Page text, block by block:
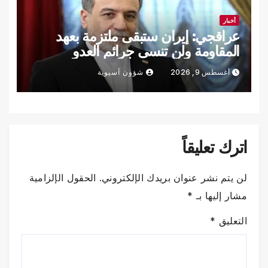
أخبار
عراقجي: إيران ستبقى ملتزمة بعهد
المقاومة ولن تنسى جرائم العدو
أغسطس 9, 2026 شؤون آسيوية
اترك تعليقاً
لن يتم نشر عنوان بريدك الإلكتروني. الحقول الإلزامية
مشار إليها بـ *
التعليق *